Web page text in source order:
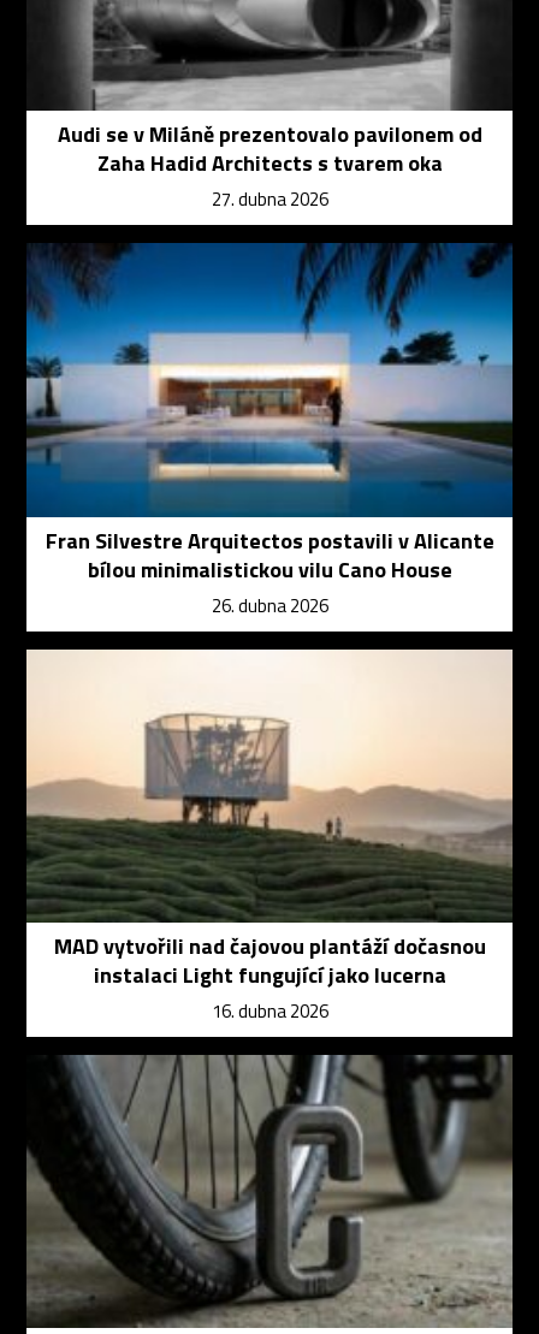
Audi se v Miláně prezentovalo pavilonem od
Zaha Hadid Architects s tvarem oka
27. dubna 2026
Fran Silvestre Arquitectos postavili v Alicante
bílou minimalistickou vilu Cano House
26. dubna 2026
MAD vytvořili nad čajovou plantáží dočasnou
instalaci Light fungující jako lucerna
16. dubna 2026